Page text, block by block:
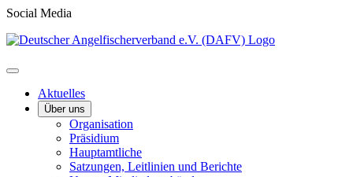
Social Media
Aktuelles
Über uns
Organisation
Präsidium
Hauptamtliche
Satzungen, Leitlinien und Berichte